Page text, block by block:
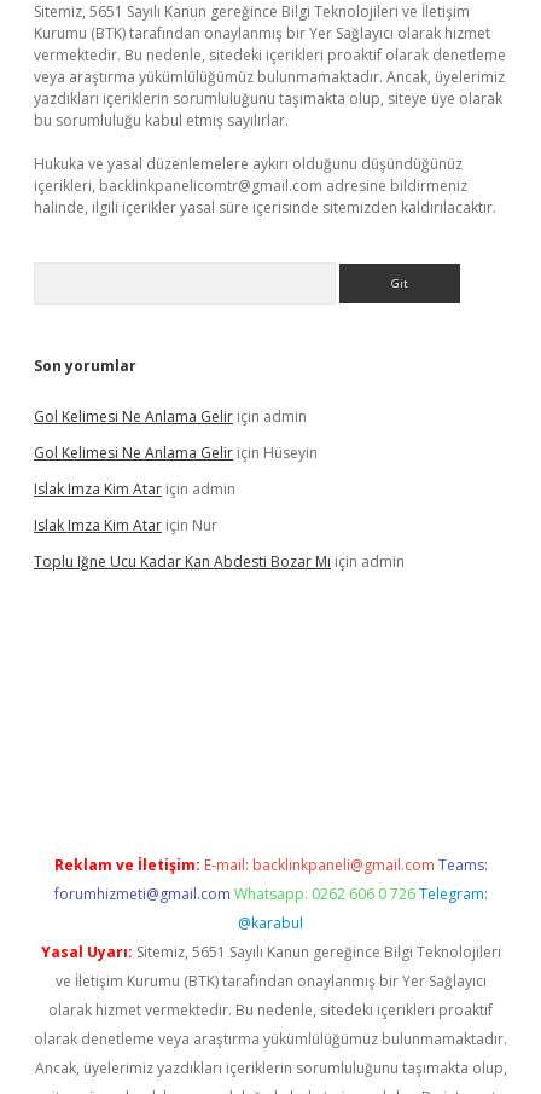
Sitemiz, 5651 Sayılı Kanun gereğince Bilgi Teknolojileri ve İletişim
Kurumu (BTK) tarafından onaylanmış bir Yer Sağlayıcı olarak hizmet
vermektedir. Bu nedenle, sitedeki içerikleri proaktif olarak denetleme
veya araştırma yükümlülüğümüz bulunmamaktadır. Ancak, üyelerimiz
yazdıkları içeriklerin sorumluluğunu taşımakta olup, siteye üye olarak
bu sorumluluğu kabul etmiş sayılırlar.
Hukuka ve yasal düzenlemelere aykırı olduğunu düşündüğünüz
içerikleri, backlinkpanelicomtr@gmail.com adresine bildirmeniz
halinde, ilgili içerikler yasal süre içerisinde sitemizden kaldırılacaktır.
Son yorumlar
Gol Kelimesi Ne Anlama Gelir için admin
Gol Kelimesi Ne Anlama Gelir için Hüseyin
Islak Imza Kim Atar için admin
Islak Imza Kim Atar için Nur
Toplu Iğne Ucu Kadar Kan Abdesti Bozar Mı için admin
Reklam ve İletişim: E-mail: backlinkpaneli@gmail.com Teams:
forumhizmeti@gmail.com Whatsapp: 0262 606 0 726 Telegram:
@karabul
Yasal Uyarı: Sitemiz, 5651 Sayılı Kanun gereğince Bilgi Teknolojileri
ve İletişim Kurumu (BTK) tarafından onaylanmış bir Yer Sağlayıcı
olarak hizmet vermektedir. Bu nedenle, sitedeki içerikleri proaktif
olarak denetleme veya araştırma yükümlülüğümüz bulunmamaktadır.
Ancak, üyelerimiz yazdıkları içeriklerin sorumluluğunu taşımakta olup,